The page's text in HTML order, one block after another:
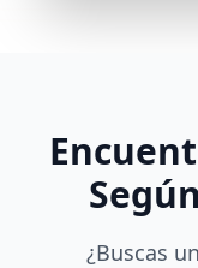
¿Buscas